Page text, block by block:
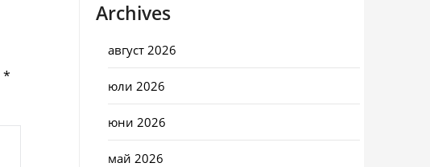
*
Archives
август 2026
юли 2026
юни 2026
май 2026